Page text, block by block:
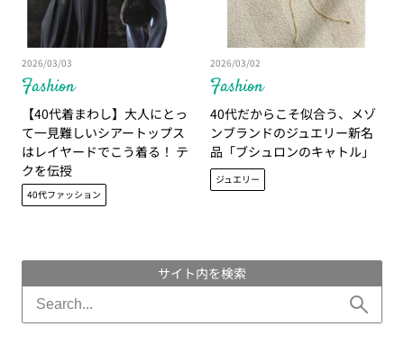
Fashion
2026/03/03
【40代着まわし】大人にとっ
て一見難しいシアートップス
はレイヤードでこう着る！ テ
クを伝授
40代ファッション
Fashion
2026/03/02
40代だからこそ似合う、メゾ
ンブランドのジュエリー新名
品「ブシュロンのキャトル」
ジュエリー
サイト内を検索